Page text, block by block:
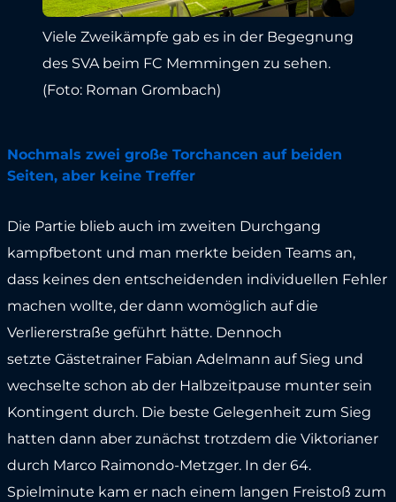
Viele Zweikämpfe gab es in der Begegnung
des SVA beim FC Memmingen zu sehen.
(Foto: Roman Grombach)
Nochmals zwei große Torchancen auf beiden
Seiten, aber keine Treffer
Die Partie blieb auch im zweiten Durchgang
kampfbetont und man merkte beiden Teams an,
dass keines den entscheidenden individuellen Fehler
machen wollte, der dann womöglich auf die
Verliererstraße geführt hätte. Dennoch
setzte Gästetrainer Fabian Adelmann auf Sieg und
wechselte schon ab der Halbzeitpause munter sein
Kontingent durch. Die beste Gelegenheit zum Sieg
hatten dann aber zunächst trotzdem die Viktorianer
durch Marco Raimondo-Metzger. In der 64.
Spielminute kam er nach einem langen Freistoß zum